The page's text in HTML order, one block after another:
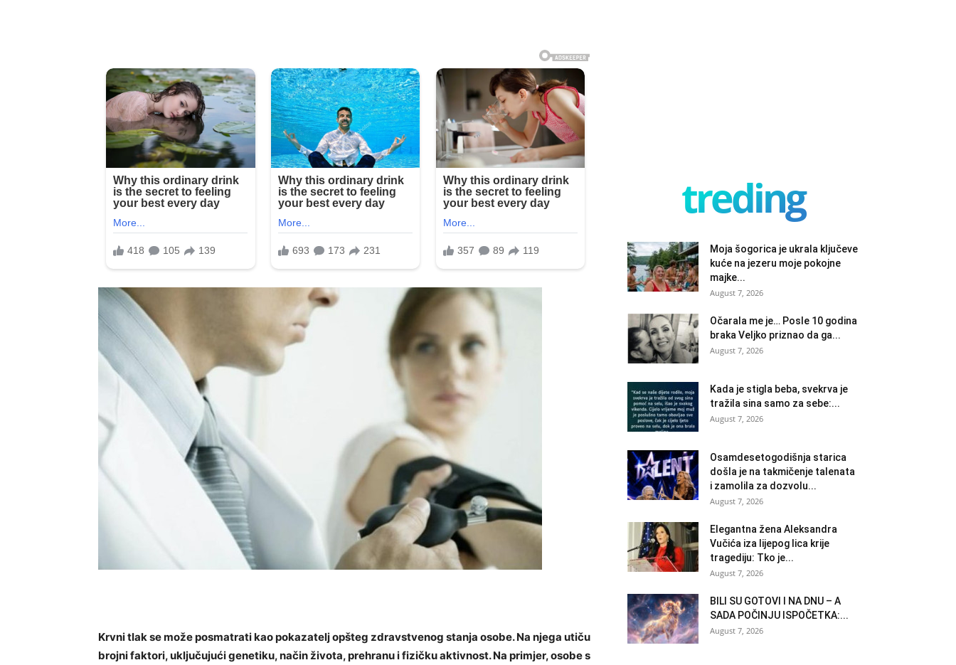
Krvni tlak se može posmatrati kao pokazatelj opšteg zdravstvenog stanja osobe. Na njega utiču
brojni faktori, uključujući genetiku, način života, prehranu i fizičku aktivnost. Na primjer, osobe s
treding
Moja šogorica je ukrala ključeve
kuće na jezeru moje pokojne
majke...
August 7, 2026
Očarala me je… Posle 10 godina
braka Veljko priznao da ga...
August 7, 2026
Kada je stigla beba, svekrva je
tražila sina samo za sebe:...
August 7, 2026
Osamdesetogodišnja starica
došla je na takmičenje talenata
i zamolila za dozvolu...
August 7, 2026
Elegantna žena Aleksandra
Vučića iza lijepog lica krije
tragediju: Tko je...
August 7, 2026
BILI SU GOTOVI I NA DNU – A
SADA POČINJU ISPOČETKA:...
August 7, 2026